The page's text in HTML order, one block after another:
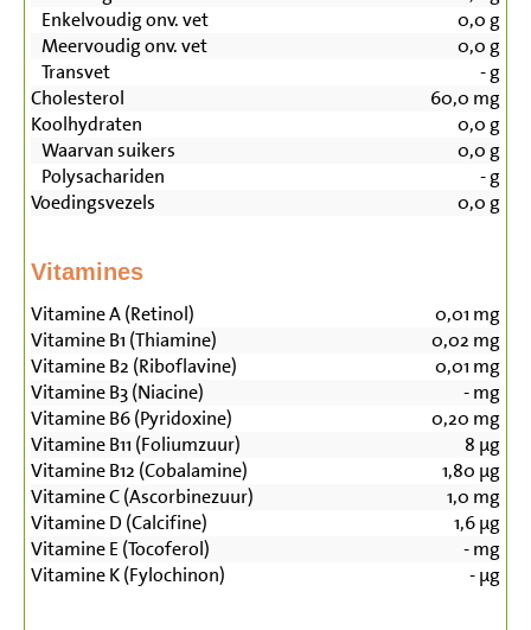
Enkelvoudig onv. vet
0,0 g
Meervoudig onv. vet
0,0 g
Transvet
-g
Cholesterol
60,0 mg
Koolhydraten
0,0 g
Waarvan suikers
0,0 g
Polysachariden
-g
Voedingsvezels
0,0 g
Vitamines
Vitamine A (Retinol) 0,01 mg
Vitamine B1 (Thiamine)
0,02 mg
Vitamine B2 (Riboflavine)
0,01 mg
Vitamine B3 (Niacine)
-mg
Vitamine B6 (Pyridoxine)
0,20 mg
Vitamine B11 (Foliumzuur)
8 µg
Vitamine B12 (Cobalamine)
1,80 µg
Vitamine C (Ascorbinezuur)
1,0 mg
Vitamine D (Calcifine)
1,6µg
Vitamine E (Tocoferol)
-mg
Vitamine K (Fylochinon)
-µg